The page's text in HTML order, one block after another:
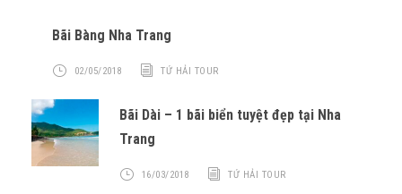
Bãi Bàng Nha Trang
02/05/2018 TỨ HẢI TOUR
Bãi Dài – 1 bãi biển tuyệt đẹp tại Nha
Trang
16/03/2018 TỨ HẢI TOUR